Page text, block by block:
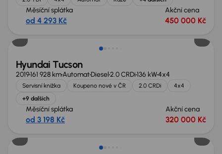
Měsíční splátka
od 4 293 Kč
Akční cena
450 000 Kč
Zlevněno o 10 000 Kč
Hyundai Tucson
2019161 928 kmAutomatDiesel2.0 CRDi136 kW4x4
Servisní knížka Koupeno nové v ČR 2.0 CRDi
4x4
+9 dalších
Měsíční splátka
od 3 198 Kč
Akční cena
320 000 Kč
Zlevněno o 30 000 Kč